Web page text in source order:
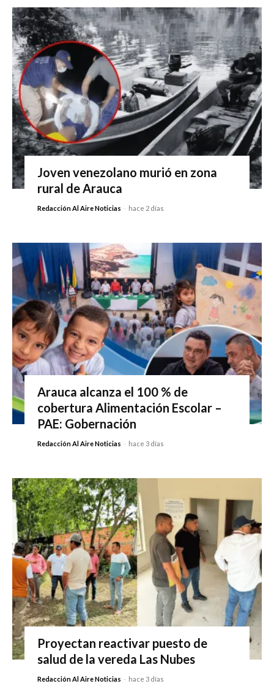
Joven venezolano murió en zona
rural de Arauca
Redacción Al Aire Noticias - hace 2 días
Arauca alcanza el 100 % de
cobertura Alimentación Escolar –
PAE: Gobernación
Redacción Al Aire Noticias - hace 3 días
Proyectan reactivar puesto de
salud de la vereda Las Nubes
Redacción Al Aire Noticias - hace 3 días